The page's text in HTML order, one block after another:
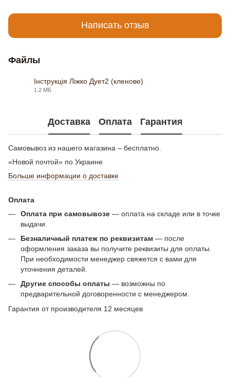
Написать отзыв
Файлы
Інструкція Ліжко Дует2 (кленове)
1.2 МБ
Доставка Оплата Гарантия
Самовывоз из нашего магазина – бесплатно.
«Новой почтой» по Украине
Больше информации о доставке
Оплата
Оплата при самовывозе — оплата на складе или в точке
выдачи.
Безналичный платеж по реквизитам — после
оформления заказа вы получите реквизиты для оплаты.
При необходимости менеджер свяжется с вами для
уточнения деталей.
Другие способы оплаты — возможны по
предварительной договоренности с менеджером.
Гарантия от производителя 12 месяцев